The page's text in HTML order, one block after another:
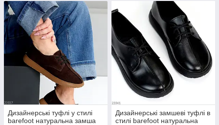
Дизайнерські туфлі у стилі
barefoot натуральна замша
Дизайнерські замшеві туфлі в
стилі barefoot натуральна